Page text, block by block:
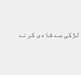
سے شادی کرنے